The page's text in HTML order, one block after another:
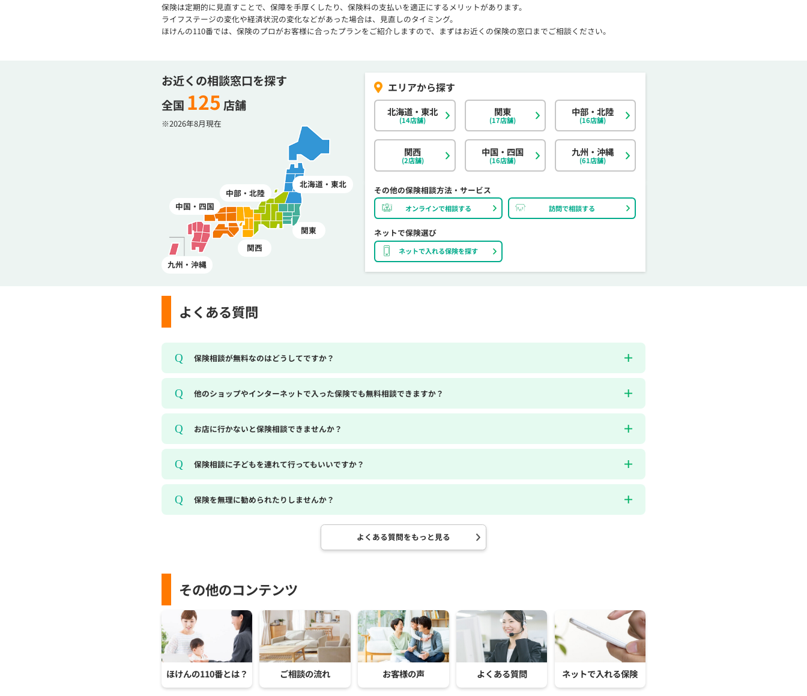
保険は定期的に見直すことで、保障を手厚くしたり、保険料の支払いを適正にするメリットがあります。
ライフステージの変化や経済状況の変化などがあった場合は、見直しのタイミング。
ほけんの110番では、保険のプロがお客様に合ったプランをご紹介しますので、まずはお近くの保険の窓口までご相談ください。
その他の保険相談方法・サービス
オンラインで相談する 訪問で相談する
ネットで保険選び
ネットで入れる保険を探す
お近くの相談窓口を探す
全国 125 店舗
北海道・東北
関東
中部・北陸
関西
中国・四国
九州・沖縄
北海道・東北
(14店舗)
関東
(17店舗)
中部・北陸
(16店舗)
関西
(2店舗)
中国・四国
(16店舗)
九州・沖縄
(61店舗)
※2026年8月現在
よくある質問
保険相談が無料なのはどうしてですか？
他のショップやインターネットで入った保険でも無料相談できますか？
お店に行かないと保険相談できませんか？
保険相談に子どもを連れて行ってもいいですか？
保険を無理に勧められたりしませんか？
よくある質問をもっと見る
その他のコンテンツ
ほけんの110番とは？ ご相談の流れ お客様の声 よくある質問 ネットで入れる保険